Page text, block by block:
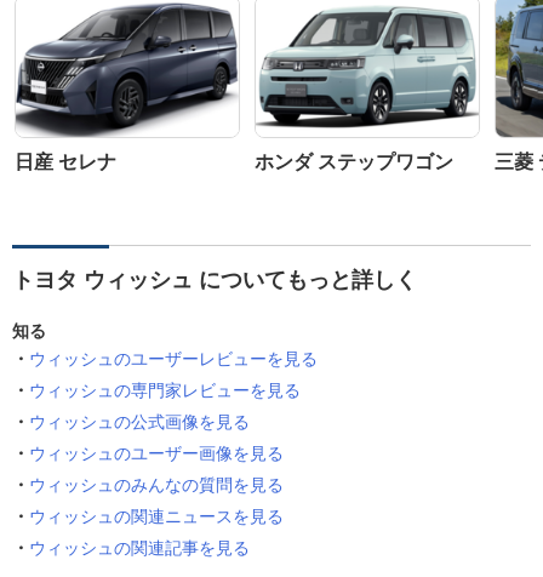
日産 セレナ ホンダ ステップワゴン 三菱
トヨタ ウィッシュ についてもっと詳しく
知る
ウィッシュのユーザーレビューを見る
ウィッシュの専門家レビューを見る
ウィッシュの公式画像を見る
ウィッシュのユーザー画像を見る
ウィッシュのみんなの質問を見る
ウィッシュの関連ニュースを見る
ウィッシュの関連記事を見る